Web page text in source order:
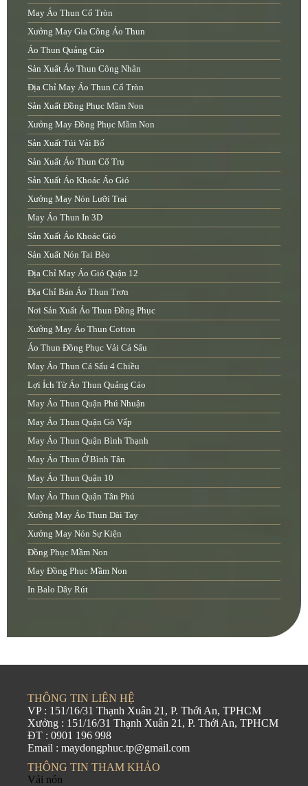
May Áo Thun Cổ Tròn
Xưởng May Gia Công Áo Thun
Áo Thun Quảng Cáo
Sản Xuất Áo Thun Công Nhân
Địa Chỉ May Áo Thun Cổ Tròn
Sản Xuất Đồng Phục Mầm Non
Xưởng May Đồng Phục Mầm Non
Sản Xuất Túi Vải Bố
Sản Xuất Áo Thun Cổ Trụ
Sản Xuất Áo Khoác Áo Gió
Xưởng May Nón Lưỡi Trai
May Áo Thun In 3D
Sản Xuất Áo Khoác Gió
Sản Xuất Nón Tai Bèo
Địa Chỉ May Áo Gió Quận 12
Địa Chỉ Bán Áo Thun Trơn
Nơi Sản Xuất Áo Thun Đồng Phục
Xưởng May Áo Thun Cotton
Áo Thun Đồng Phục Vải Cá Sấu
May Áo Thun Cá Sấu 4 Chiều
Lợi Ích Từ Áo Thun Quảng Cáo
May Áo Thun Quận Phú Nhuận
May Áo Thun Quận Gò Vấp
May Áo Thun Quận Bình Thạnh
May Áo Thun Ở Bình Tân
May Áo Thun Quận 10
May Áo Thun Quận Tân Phú
Xưởng May Áo Thun Dài Tay
Xưởng May Nón Sự Kiện
Đồng Phục Mầm Non
May Đồng Phục Mầm Non
In Balo Dây Rút
THÔNG TIN LIÊN HỆ
VP : 151/16/31 Thạnh Xuân 21, P. Thới An, TPHCM
Xưởng : 151/16/31 Thạnh Xuân 21, P. Thới An, TPHCM
ĐT : 0901 196 998
Email : maydongphuc.tp@gmail.com
THÔNG TIN THAM KHẢO
Vải nón